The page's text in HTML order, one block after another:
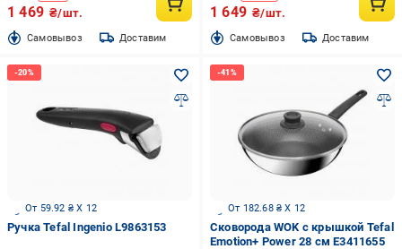
1 469 ₴/шт.
Cамовывоз Доставим
1 649 ₴/шт.
Cамовывоз Доставим
От 59.92 ₴ X 12
Ручка Tefal Ingenio L9863153
От 182.68 ₴ X 12
Сковорода WOK с крышкой Tefal
Emotion+ Power 28 см E3411655